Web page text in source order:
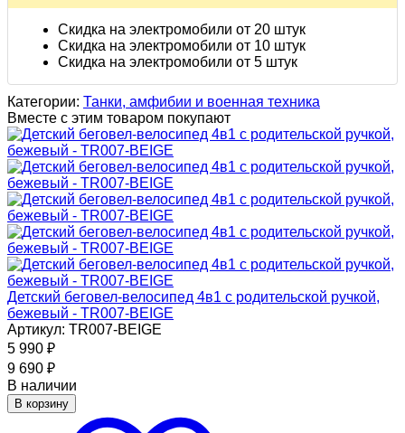
Скидка на электромобили от 20 штук
Скидка на электромобили от 10 штук
Скидка на электромобили от 5 штук
Категории: Танки, амфибии и военная техника
Вместе с этим товаром покупают
Детский беговел-велосипед 4в1 с родительской ручкой,
бежевый - TR007-BEIGE
Артикул: TR007-BEIGE
5 990 ₽
9 690 ₽
В наличии
В корзину